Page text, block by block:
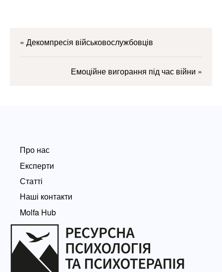
« Декомпресія військовослужбовців
Емоційне вигорання під час війни »
Про нас
Експерти
Статті
Наші контакти
Molfa Hub